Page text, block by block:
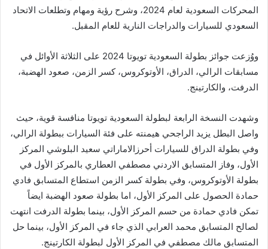
المحركات السعودية لعام 2024، وشرح رؤية ومهام وتطلعات الاتحاد
السعودي للسيارات والدراجات النارية للعام المقبل.
ووُزعت جوائز بطولة السعودية تويوتا 2024 على الثلاثة الأوائل في
مسابقات الرالي، الدراق، الأوتوكروس، كسر الزمن، صعود الهضبة،
الدرفت، والكارتينج.
وشهدت النسخة الرابعة لبطولة السعودية تويوتا منافسة قوية، حيث
واصل البطل يزيد الراجحي هيمنته على فئة السيارات ببطولة الرالي،
وفي بطولة الدراق للسيارات أحرزالاماراتي سعيد البلوشي المركز
الأول، وفاز المتسابق الاردني مصطفي العطاري بالمركز الأول في
بطولة الأوتوكروس، وفي بطولة كسر الزمن استطاع المتسابق فادي
حمادة الحصول على المركز الأول، اما بطولة صعود الهضبة ايضاً
تمكن فادي حمادة من حسم المركز الأول، بينما بطولة الدرفت انتهت
لصالح المتسابق محمد العرابي الذي جاء في المركز الأول، بينما حل
المتسابق مالك مصطفي في المركز الأول لبطولة الكارتينج.